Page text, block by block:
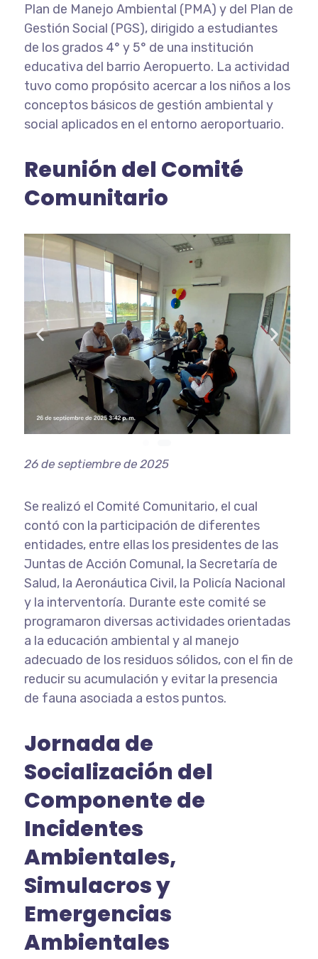
Plan de Manejo Ambiental (PMA) y del Plan de
Gestión Social (PGS), dirigido a estudiantes
de los grados 4° y 5° de una institución
educativa del barrio Aeropuerto. La actividad
tuvo como propósito acercar a los niños a los
conceptos básicos de gestión ambiental y
social aplicados en el entorno aeroportuario.
Reunión del Comité
Comunitario
26 de septiembre de 2025
Se realizó el Comité Comunitario, el cual
contó con la participación de diferentes
entidades, entre ellas los presidentes de las
Juntas de Acción Comunal, la Secretaría de
Salud, la Aeronáutica Civil, la Policía Nacional
y la interventoría. Durante este comité se
programaron diversas actividades orientadas
a la educación ambiental y al manejo
adecuado de los residuos sólidos, con el fin de
reducir su acumulación y evitar la presencia
de fauna asociada a estos puntos.
Jornada de
Socialización del
Componente de
Incidentes
Ambientales,
Simulacros y
Emergencias
Ambientales